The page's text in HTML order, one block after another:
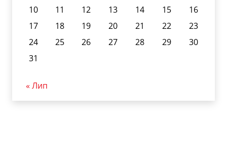
10
11 12 13 14 15
16
17
18 19 20 21 22
23
24
25 26 27 28 29
30
31
« Лип